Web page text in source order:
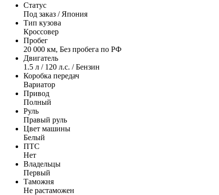
Статус
Под заказ / Япония
Тип кузова
Кроссовер
Пробег
20 000 км, Без пробега по РФ
Двигатель
1.5 л / 120 л.с. / Бензин
Коробка передач
Вариатор
Привод
Полный
Руль
Правый руль
Цвет машины
Белый
ПТС
Нет
Владельцы
Первый
Таможня
Не растаможен